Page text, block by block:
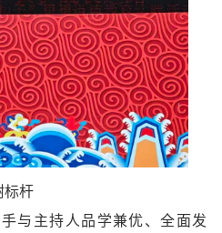
标杆
与主持人品学兼优、全面发